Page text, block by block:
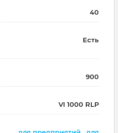
40
Есть
900
VI 1000 RLP